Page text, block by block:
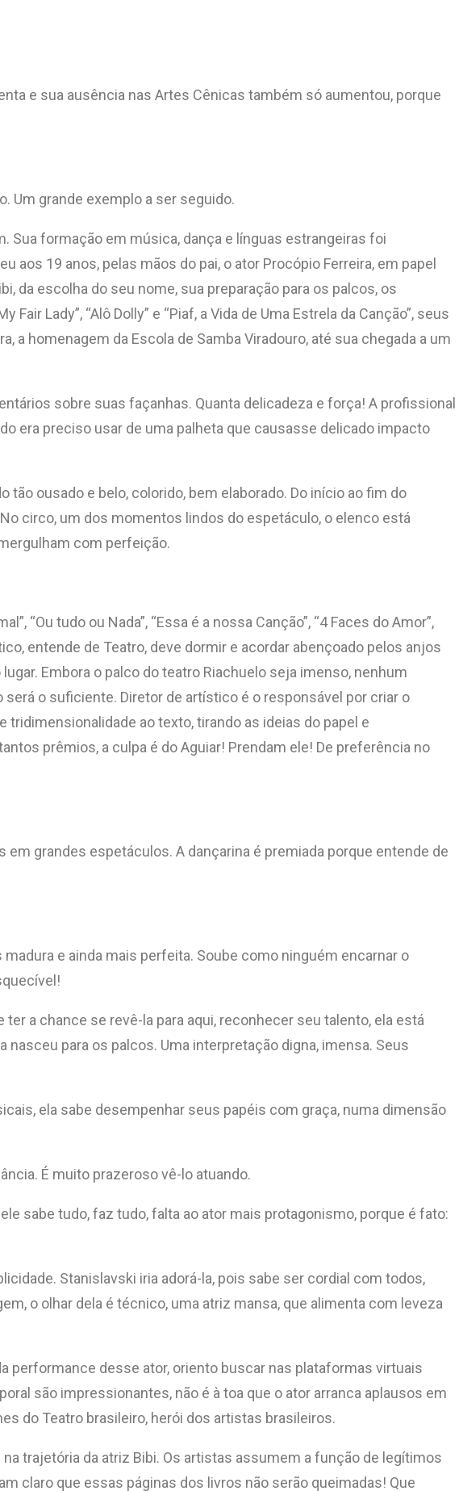
e sua ausência nas Artes Cênicas também só aumentou, porque
Um grande exemplo a ser seguido.
Sua formação em música, dança e línguas estrangeiras foi
aos 19 anos, pelas mãos do pai, o ator Procópio Ferreira, em papel
da escolha do seu nome, sua preparação para os palcos, os
Lady”, “Alô Dolly” e “Piaf, a Vida de Uma Estrela da Canção”, seus
a homenagem da Escola de Samba Viradouro, até sua chegada a um
sobre suas façanhas. Quanta delicadeza e força! A profissional
era preciso usar de uma palheta que causasse delicado impacto
ousado e belo, colorido, bem elaborado. Do início ao fim do
circo, um dos momentos lindos do espetáculo, o elenco está
com perfeição.
“Ou tudo ou Nada”, “Essa é a nossa Canção”, “4 Faces do Amor”,
entende de Teatro, deve dormir e acordar abençoado pelos anjos
Embora o palco do teatro Riachuelo seja imenso, nenhum
o suficiente. Diretor de artístico é o responsável por criar o
ao texto, tirando as ideias do papel e
prêmios, a culpa é do Aguiar! Prendam ele! De preferência no
grandes espetáculos. A dançarina é premiada porque entende de
e ainda mais perfeita. Soube como ninguém encarnar o
a chance se revê-la para aqui, reconhecer seu talento, ela está
para os palcos. Uma interpretação digna, imensa. Seus
ela sabe desempenhar seus papéis com graça, numa dimensão
É muito prazeroso vê-lo atuando.
sabe tudo, faz tudo, falta ao ator mais protagonismo, porque é fato:
Stanislavski iria adorá-la, pois sabe ser cordial com todos,
o olhar dela é técnico, uma atriz mansa, que alimenta com leveza
performance desse ator, oriento buscar nas plataformas virtuais
são impressionantes, não é à toa que o ator arranca aplausos em
do Teatro brasileiro, herói dos artistas brasileiros.
trajetória da atriz Bibi. Os artistas assumem a função de legítimos
claro que essas páginas dos livros não serão queimadas! Que